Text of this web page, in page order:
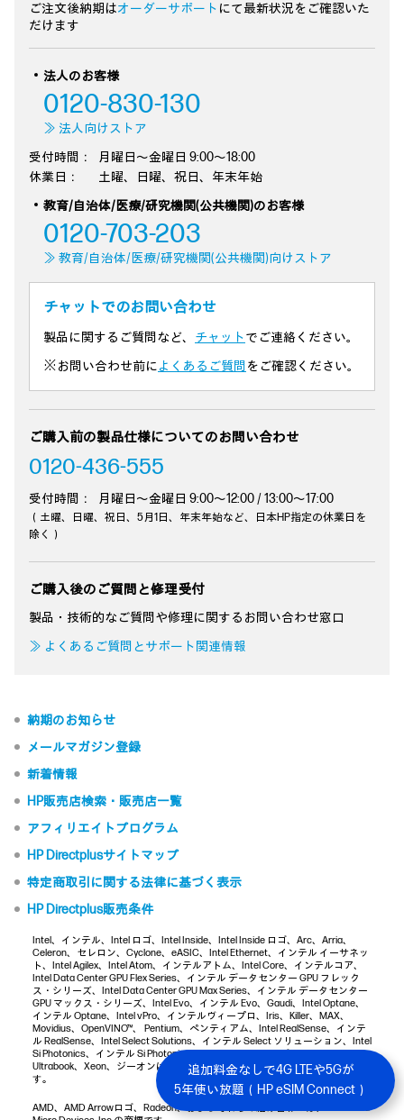
ご注文後納期はオーダーサポート にて最新状況をご確認いた
だけます
法人のお客様
0120-830-130
≫ 法人向けストア
受付時間：
月曜日～金曜日 9:00～18:00
休業日：
土曜、日曜、祝日、年末年始
教育/自治体/医療/研究機関(公共機関)のお客様
0120-703-203
≫ 教育/自治体/医療/研究機関(公共機関)向けストア
チャットでのお問い合わせ
製品に関するご質問など、 チャットでご連絡ください。
※お問い合わせ前によくあるご質問 をご確認ください。
ご購入前の製品仕様についてのお問い合わせ
0120-436-555
受付時間： 月曜日～金曜日 9:00～12:00 / 13:00～17:00
（土曜、日曜、祝日、5月1日、年末年始など、日本HP指定の休業日を
除く）
ご購入後のご質問と修理受付
製品・技術的なご質問や修理に関するお問い合わせ窓口
≫ よくあるご質問とサポート関連情報
納期のお知らせ
メールマガジン登録
新着情報
HP販売店検索・販売店一覧
アフィリエイトプログラム
HP Directplusサイトマップ
特定商取引に関する法律に基づく表示
HP Directplus販売条件
Intel、インテル、Intel ロゴ、Intel Inside、Intel Inside ロゴ、Arc、Arria、
Celeron、セレロン、Cyclone、eASIC、Intel Ethernet、インテル イーサネッ
ト、Intel Agilex、Intel Atom、インテルアトム、Intel Core、インテルコア、
Intel Data Center GPU Flex Series、インテル データセンター GPU フレック
ス・シリーズ、Intel Data Center GPU Max Series、インテル データセンター
GPU マックス・シリーズ、Intel Evo、インテル Evo、Gaudi、Intel Optane、
インテル Optane、Intel vPro、インテルヴィープロ、Iris、Killer、MAX、
Movidius、OpenVINO™、 Pentium、ペンティアム、Intel RealSense、インテ
ル RealSense、Intel Select Solutions、インテル Select ソリューション、Intel
Si Photonics、インテル Si Photonics、Stratix、Stratix ロゴ、Tofino、
Ultrabook、Xeon、ジーオンは、Intel Corporation またはその子会社の商標で
す。
AMD、AMD Arrowロゴ、Radeon、およびそれらの組み合わせは、Advanced
追加料金なしで4G LTEや5Gが
5年使い放題（HP eSIM Connect）